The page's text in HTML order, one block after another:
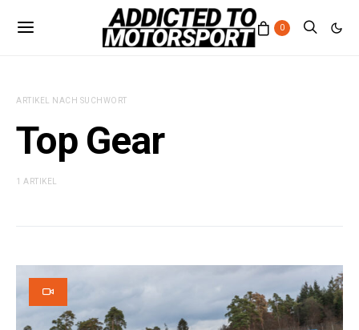
0
ARTIKEL NACH SUCHWORT
Top Gear
1 ARTIKEL